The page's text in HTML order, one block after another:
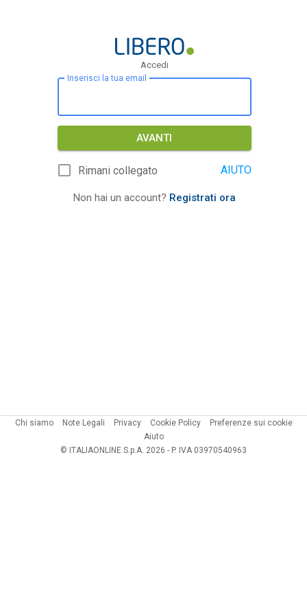
Accedi
Inserisci la tua email
AVANTI
Rimani collegato AIUTO
Non hai un account? Registrati ora
Chi siamo Note Legali Privacy Cookie Policy
Preferenze sui cookie
Aiuto
© ITALIAONLINE S.p.A. 2026 - P. IVA 03970540963